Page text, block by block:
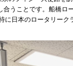
うことです。船橋ロ
に日本のロータリー